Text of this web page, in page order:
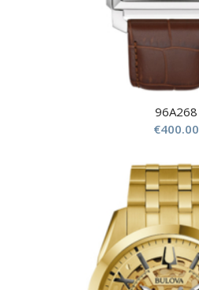
96A268
€400.00